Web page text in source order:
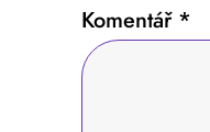
Komentář *